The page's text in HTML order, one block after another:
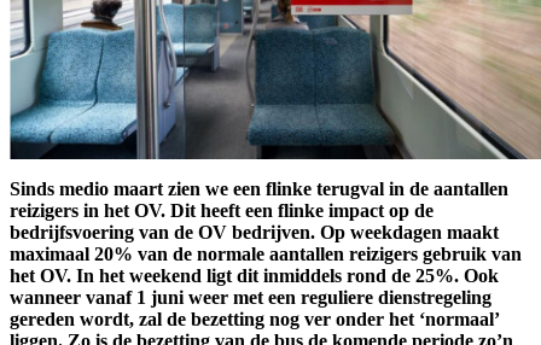
Sinds medio maart zien we een flinke terugval in de aantallen
reizigers in het OV. Dit heeft een flinke impact op de
bedrijfsvoering van de OV bedrijven. Op weekdagen maakt
maximaal 20% van de normale aantallen reizigers gebruik van
het OV. In het weekend ligt dit inmiddels rond de 25%. Ook
wanneer vanaf 1 juni weer met een reguliere dienstregeling
gereden wordt, zal de bezetting nog ver onder het ‘normaal’
liggen. Zo is de bezetting van de bus de komende periode zo’n